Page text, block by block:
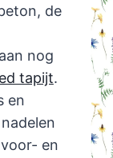
de
nog
tapijt.
en
en